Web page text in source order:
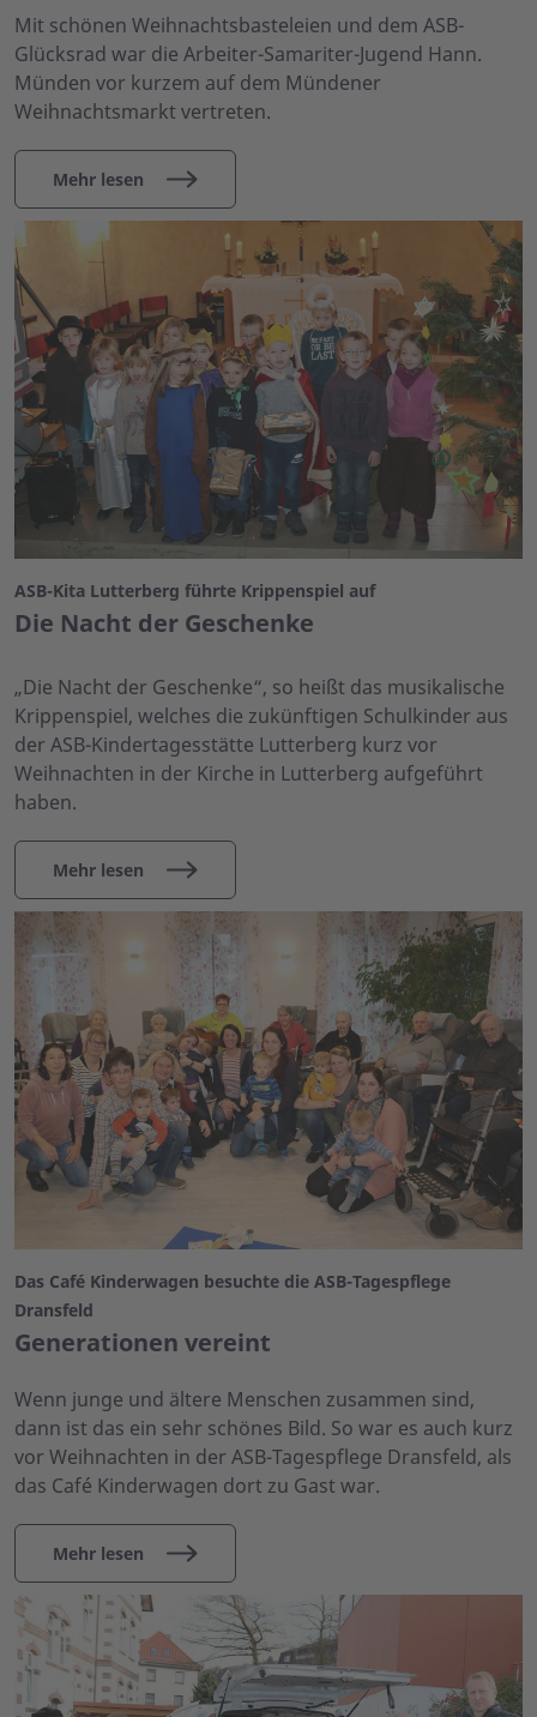
Mit schönen Weihnachtsbasteleien und dem ASB-
Glücksrad war die Arbeiter-Samariter-Jugend Hann.
Münden vor kurzem auf dem Mündener
Weihnachtsmarkt vertreten.
Mehr lesen
ASB-Kita Lutterberg führte Krippenspiel auf
Die Nacht der Geschenke
„Die Nacht der Geschenke“, so heißt das musikalische
Krippenspiel, welches die zukünftigen Schulkinder aus
der ASB-Kindertagesstätte Lutterberg kurz vor
Weihnachten in der Kirche in Lutterberg aufgeführt
haben.
Mehr lesen
Das Café Kinderwagen besuchte die ASB-Tagespflege
Dransfeld
Generationen vereint
Wenn junge und ältere Menschen zusammen sind,
dann ist das ein sehr schönes Bild. So war es auch kurz
vor Weihnachten in der ASB-Tagespflege Dransfeld, als
das Café Kinderwagen dort zu Gast war.
Mehr lesen